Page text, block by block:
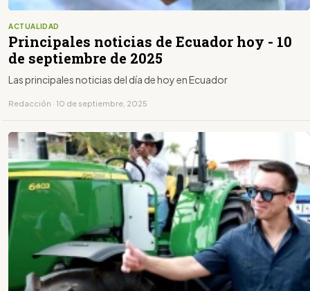
ACTUALIDAD
Principales noticias de Ecuador hoy - 10
de septiembre de 2025
Las principales noticias del día de hoy en Ecuador
Redacción · 10 de septiembre, 2025